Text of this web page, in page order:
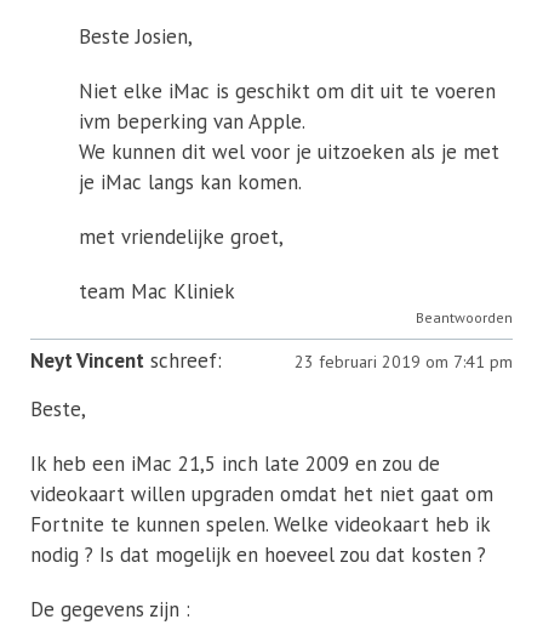
Beste Josien,
Niet elke iMac is geschikt om dit uit te voeren
ivm beperking van Apple.
We kunnen dit wel voor je uitzoeken als je met
je iMac langs kan komen.
met vriendelijke groet,
team Mac Kliniek
Beantwoorden
Neyt Vincent schreef: 23 februari 2019 om 7:41 pm
Beste,
Ik heb een iMac 21,5 inch late 2009 en zou de
videokaart willen upgraden omdat het niet gaat om
Fortnite te kunnen spelen. Welke videokaart heb ik
nodig ? Is dat mogelijk en hoeveel zou dat kosten ?
De gegevens zijn :